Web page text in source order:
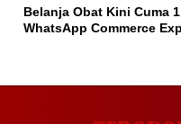
Belanja Obat Kini Cuma
WhatsApp Commerce